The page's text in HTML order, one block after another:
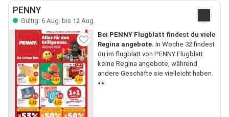
PENNY
Gültig: 6 Aug. bis 12 Aug.
Bei PENNY Flugblatt findest du viele
Regina angebote. In Woche 32 findest
du im flugblatt von PENNY Flugblatt
keine Regina angebote, während
andere Geschäfte sie vielleicht haben.
👀